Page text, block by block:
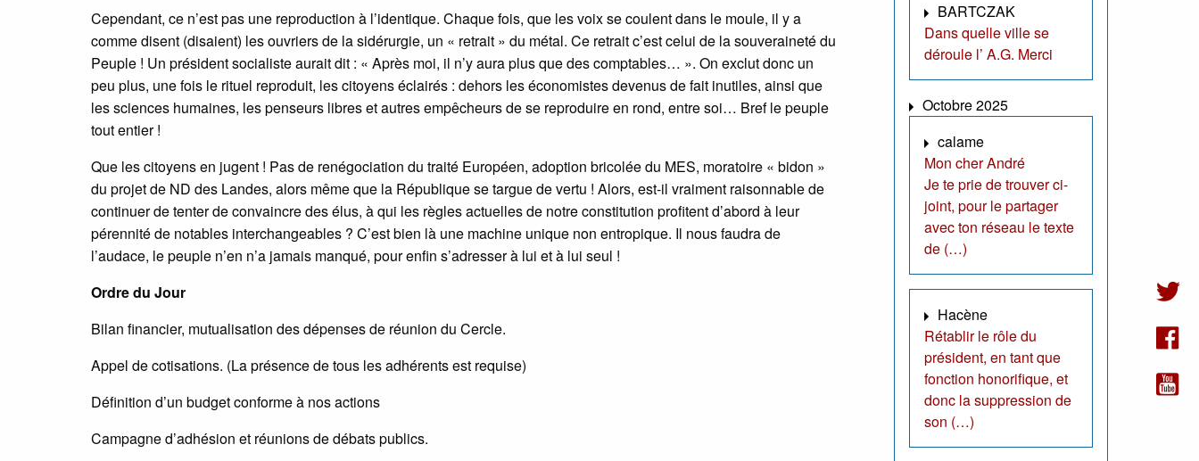
Cependant, ce n’est pas une reproduction à l’identique. Chaque fois, que les voix se coulent dans le moule, il y a
comme disent (disaient) les ouvriers de la sidérurgie, un « retrait » du métal. Ce retrait c’est celui de la souveraineté du
Peuple ! Un président socialiste aurait dit : « Après moi, il n’y aura plus que des comptables… ». On exclut donc un
peu plus, une fois le rituel reproduit, les citoyens éclairés : dehors les économistes devenus de fait inutiles, ainsi que
les sciences humaines, les penseurs libres et autres empêcheurs de se reproduire en rond, entre soi… Bref le peuple
tout entier !
Que les citoyens en jugent ! Pas de renégociation du traité Européen, adoption bricolée du MES, moratoire « bidon »
du projet de ND des Landes, alors même que la République se targue de vertu ! Alors, est-il vraiment raisonnable de
continuer de tenter de convaincre des élus, à qui les règles actuelles de notre constitution profitent d’abord à leur
pérennité de notables interchangeables ? C’est bien là une machine unique non entropique. Il nous faudra de
l’audace, le peuple n’en n’a jamais manqué, pour enfin s’adresser à lui et à lui seul !
Ordre du Jour
Bilan financier, mutualisation des dépenses de réunion du Cercle.
Appel de cotisations. (La présence de tous les adhérents est requise)
Définition d’un budget conforme à nos actions
Campagne d’adhésion et réunions de débats publics.
BARTCZAK
Dans quelle ville se
déroule l’ A.G. Merci
Octobre 2025
calame
Mon cher André
Je te prie de trouver ci-
joint, pour le partager
avec ton réseau le texte
de (…)
Hacène
Rétablir le rôle du
président, en tant que
fonction honorifique, et
donc la suppression de
son (…)